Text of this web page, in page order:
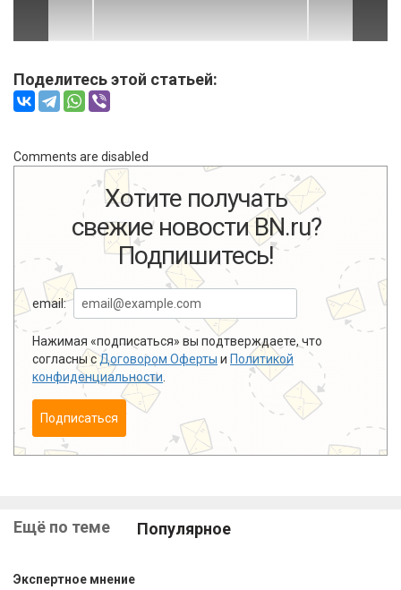
Поделитесь этой статьей:
Comments are disabled
Хотите получать
свежие новости BN.ru?
Подпишитесь!
email:
Нажимая «подписаться» вы подтверждаете, что
согласны сДоговором Оферты и Политикой
конфиденциальности
Подписаться
Ещё по теме Популярное
Экспертное мнение